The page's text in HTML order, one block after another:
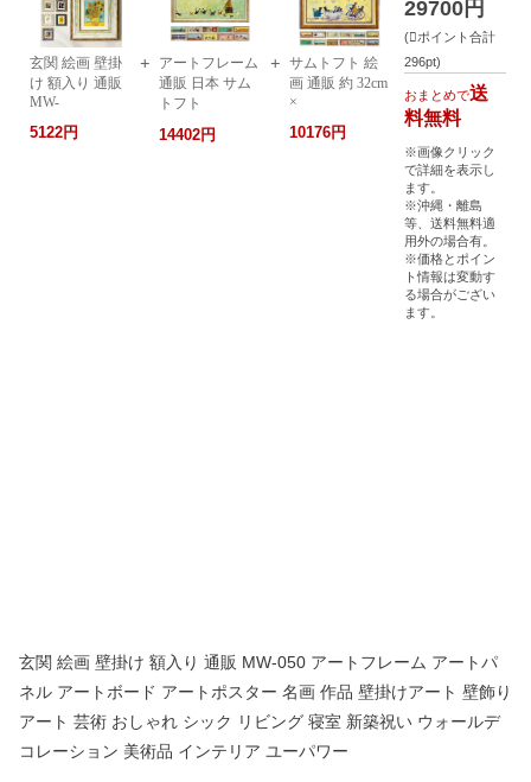
玄関 絵画 壁掛け 額入り 通販 MW-050 アートフレーム アートパ
ネル アートボード アートポスター 名画 作品 壁掛けアート 壁飾り
アート 芸術 おしゃれ シック リビング 寝室 新築祝い ウォールデ
コレーション 美術品 インテリア ユーパワー